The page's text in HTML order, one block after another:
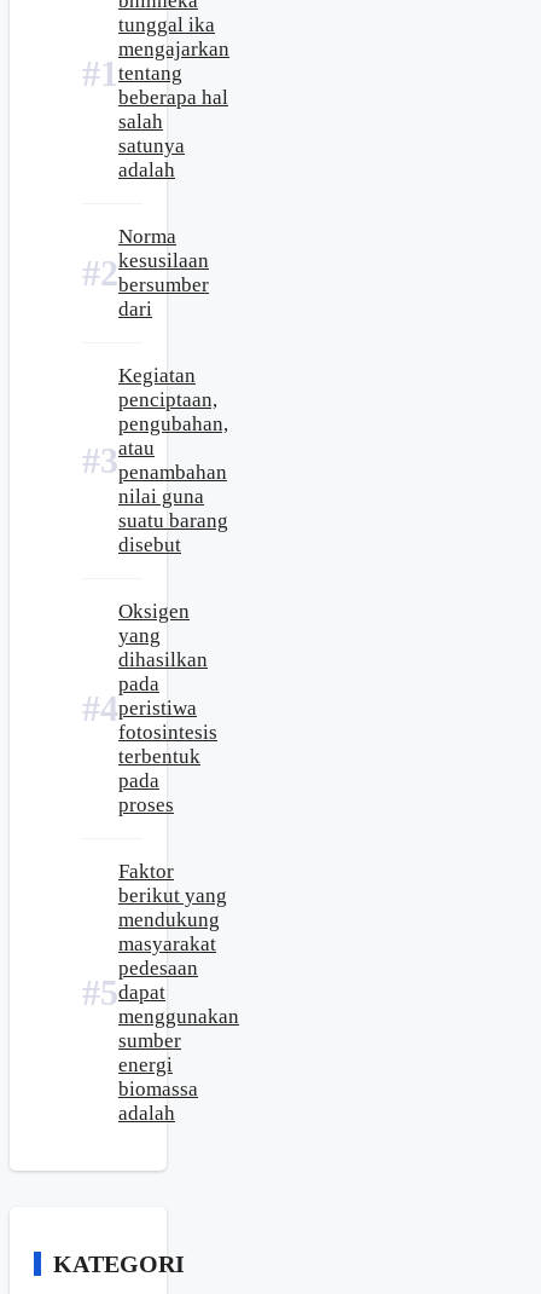
tunggal ika
mengajarkan
tentang
beberapa hal
salah
satunya
adalah
Norma
kesusilaan
bersumber
dari
Kegiatan
penciptaan,
pengubahan,
atau
penambahan
nilai guna
suatu barang
disebut
Oksigen
yang
dihasilkan
pada
peristiwa
fotosintesis
terbentuk
pada
proses
Faktor
berikut yang
mendukung
masyarakat
pedesaan
dapat
menggunakan
sumber
energi
biomassa
adalah
KATEGORI